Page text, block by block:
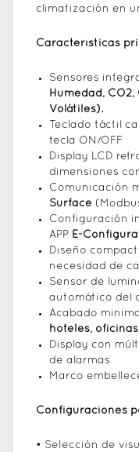
climatización en
Características
Sensores
Humedad,
Volátiles).
Teclado táctil
tecla ON/OFF
Display LCD
dimensiones
Comunicación
Surface
Configuración
APP E-
Diseño
necesidad de
Sensor de
automático del
Acabado
hoteles,
Display con
de alarmas
Marco
Configuraciones
• Selección de